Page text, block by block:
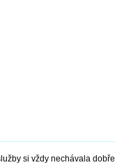
si vždy nechávala dobře